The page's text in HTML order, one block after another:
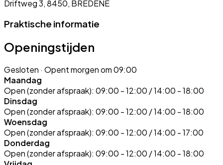
Driftweg 3, 8450, BREDENE
Praktische informatie
Openingstijden
Gesloten · Opent morgen om 09:00
Maandag
Open (zonder afspraak): 09:00 - 12:00 / 14:00 - 18:00
Dinsdag
Open (zonder afspraak): 09:00 - 12:00 / 14:00 - 18:00
Woensdag
Open (zonder afspraak): 09:00 - 12:00 / 14:00 - 17:00
Donderdag
Open (zonder afspraak): 09:00 - 12:00 / 14:00 - 18:00